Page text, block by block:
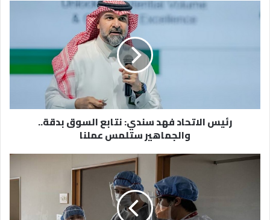
الاتحاد
ستلمس
رئيس الاتحاد فهد سندي: نتابع السوق بدقة..
والجماهير ستلمس عملنا
تطوير